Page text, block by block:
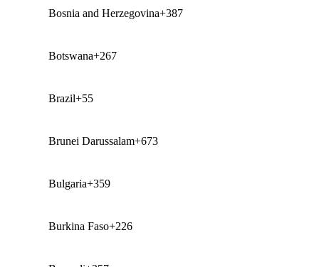
Bosnia and Herzegovina+387
Botswana+267
Brazil+55
Brunei Darussalam+673
Bulgaria+359
Burkina Faso+226